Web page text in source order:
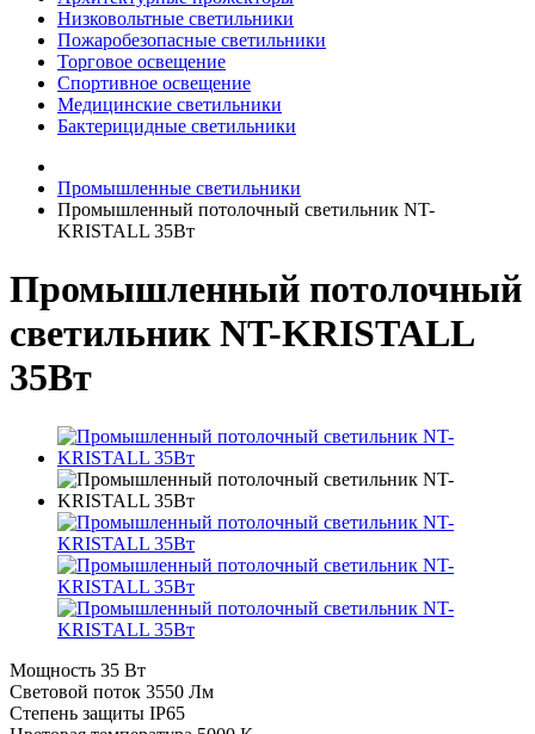
Низковольтные светильники
Пожаробезопасные светильники
Торговое освещение
Спортивное освещение
Медицинские светильники
Бактерицидные светильники
Промышленные светильники
Промышленный потолочный светильник NT-
KRISTALL 35Вт
Промышленный потолочный
светильник NT-KRISTALL
35Вт
Мощность 35 Вт
Световой поток 3550 Лм
Степень защиты IP65